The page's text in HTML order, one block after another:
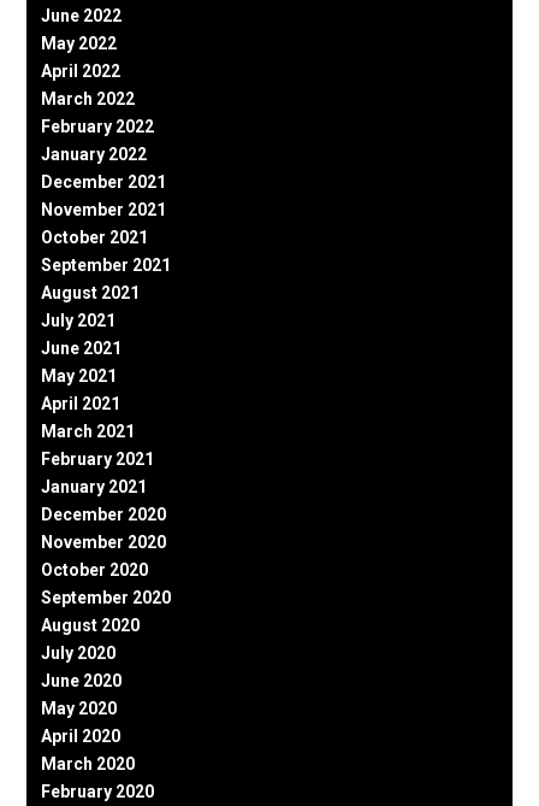
June 2022
May 2022
April 2022
March 2022
February 2022
January 2022
December 2021
November 2021
October 2021
September 2021
August 2021
July 2021
June 2021
May 2021
April 2021
March 2021
February 2021
January 2021
December 2020
November 2020
October 2020
September 2020
August 2020
July 2020
June 2020
May 2020
April 2020
March 2020
February 2020